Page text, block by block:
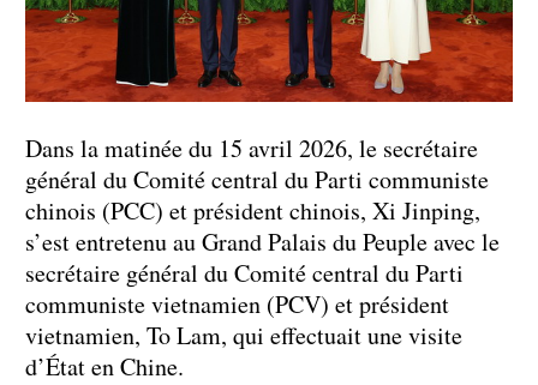
Dans la matinée du 15 avril 2026, le secrétaire
général du Comité central du Parti communiste
chinois (PCC) et président chinois, Xi Jinping,
s’est entretenu au Grand Palais du Peuple avec le
secrétaire général du Comité central du Parti
communiste vietnamien (PCV) et président
vietnamien, To Lam, qui effectuait une visite
d’État en Chine.